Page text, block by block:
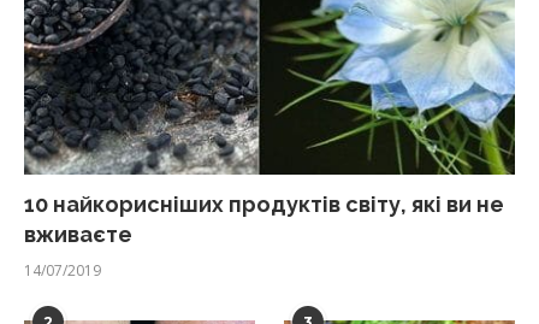
10 найкорисніших продуктів світу, які ви не
вживаєте
14/07/2019